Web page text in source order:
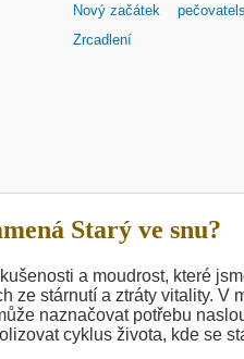
Nový začátek
Zrcadlení
Starý ve snu?
a moudrost, které
ze stárnutí a ztráty vitality. V
naznačovat potřebu
cyklus života, kde se